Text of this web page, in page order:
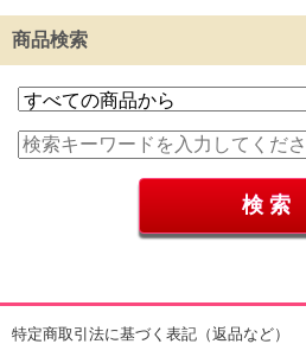
商品検索
特定商取引法に基づく表記（返品など）